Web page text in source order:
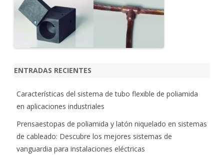
ENTRADAS RECIENTES
Características del sistema de tubo flexible de poliamida
en aplicaciones industriales
Prensaestopas de poliamida y latón niquelado en sistemas
de cableado: Descubre los mejores sistemas de
vanguardia para instalaciones eléctricas